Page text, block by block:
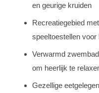
en geurige kruiden
Recreatiegebied
speeltoestellen voor
Verwarmd
om heerlijk te
Gezellige